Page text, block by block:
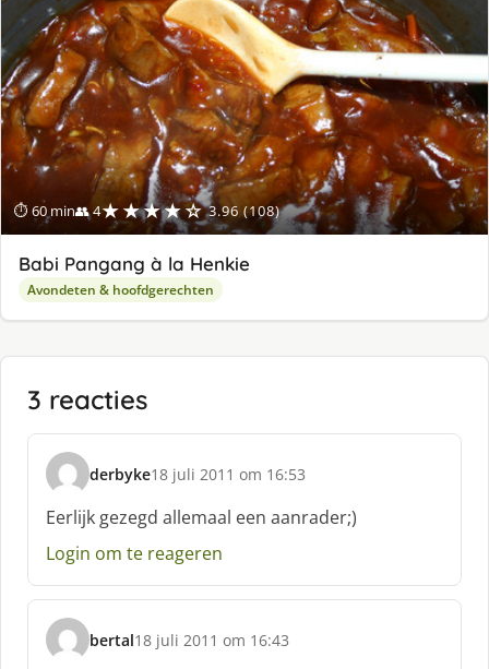
⏱ 60 min👥 4★★★★☆ 3.96 (108)
Babi Pangang à la Henkie
Avondeten & hoofdgerechten
3 reacties
derbyke
s
c
h
r
e
f
:
18 juli 2011 om 16:53
Eerlijk gezegd allemaal een aanrader;)
Login om te reageren
bertal
s
18 juli 2011 om 16:43